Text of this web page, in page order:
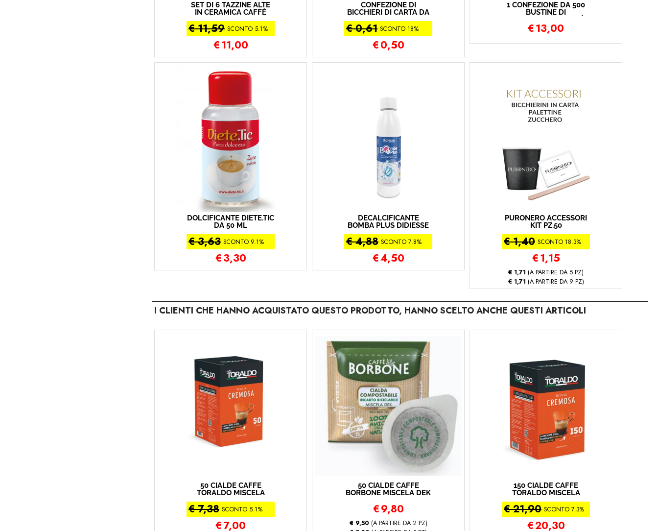
SET DI 6 TAZZINE ALTE
IN CERAMICA CAFFÈ
TORALDO
€ 11,59 SCONTO 5.1%
€11,00
CONFEZIONE DI
BICCHIERI DI CARTA DA
CAFFE' 60 ML PZ 50
(2X25PZ) PURONERO
€ 0,61 SCONTO 18%
€0,50
1 CONFEZIONE DA 500
BUSTINE DI
TORALDO
€13,00
DOLCIFICANTE DIETE.TIC
DA 50 ML
€ 3,63 SCONTO 9.1%
€3,30
DECALCIFICANTE
BOMBA PLUS DIDIESSE
DA 250 ML
€ 4,88 SCONTO 7.8%
€4,50
PURONERO ACCESSORI
KIT PZ.50
€ 1,40 SCONTO 18.3%
€1,15
€ 1,71 (A PARTIRE DA 5 PZ)
€ 1,71 (A PARTIRE DA 9 PZ)
I CLIENTI CHE HANNO ACQUISTATO QUESTO PRODOTTO, HANNO SCELTO ANCHE QUESTI ARTICOLI
50 CIALDE CAFFÈ
TORALDO MISCELA
CREMOSA (50 -
Cremosa)
€ 7,38 SCONTO 5.1%
€7,00
50 CIALDE CAFFÈ
BORBONE MISCELA DEK
€9,80
€ 9,50 (A PARTIRE DA 2 PZ)
150 CIALDE CAFFÈ
TORALDO MISCELA
CREMOSA (150 -
Cremosa)
€ 21,90 SCONTO 7.3%
€20,30